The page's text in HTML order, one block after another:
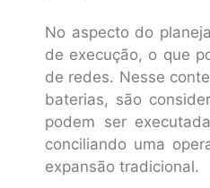
No aspecto do
de execução, o que
de redes. Nesse
baterias, são
podem ser
conciliando uma
expansão tradicional.